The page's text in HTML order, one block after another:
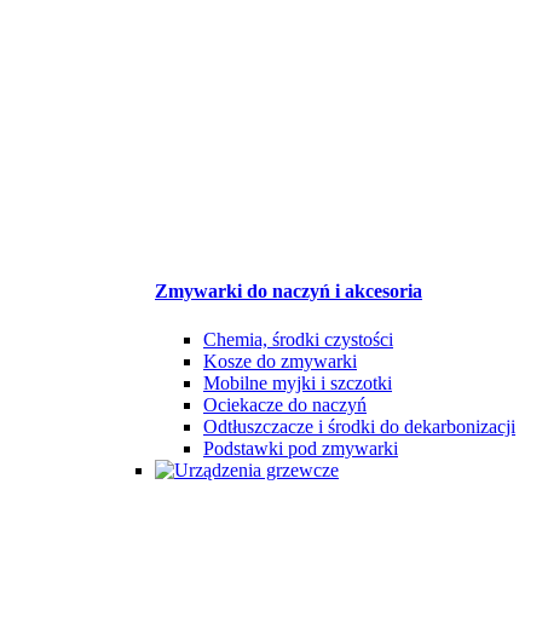
Zmywarki do naczyń i akcesoria
Chemia, środki czystości
Kosze do zmywarki
Mobilne myjki i szczotki
Ociekacze do naczyń
Odtłuszczacze i środki do dekarbonizacji
Podstawki pod zmywarki